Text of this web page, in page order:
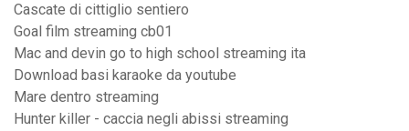
Cascate di cittiglio sentiero
Goal film streaming cb01
Mac and devin go to high school streaming ita
Download basi karaoke da youtube
Mare dentro streaming
Hunter killer - caccia negli abissi streaming